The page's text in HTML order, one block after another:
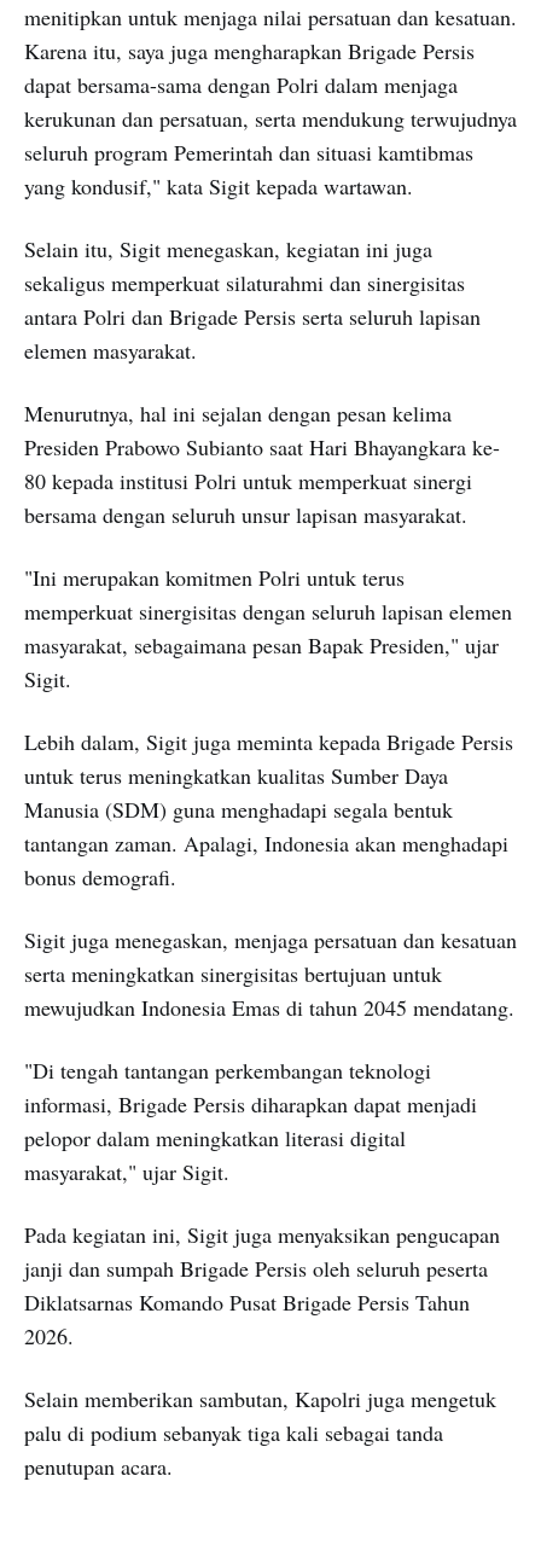
menitipkan untuk menjaga nilai persatuan dan kesatuan.
Karena itu, saya juga mengharapkan Brigade Persis
dapat bersama-sama dengan Polri dalam menjaga
kerukunan dan persatuan, serta mendukung terwujudnya
seluruh program Pemerintah dan situasi kamtibmas
yang kondusif," kata Sigit kepada wartawan.
Selain itu, Sigit menegaskan, kegiatan ini juga
sekaligus memperkuat silaturahmi dan sinergisitas
antara Polri dan Brigade Persis serta seluruh lapisan
elemen masyarakat.
Menurutnya, hal ini sejalan dengan pesan kelima
Presiden Prabowo Subianto saat Hari Bhayangkara ke-
80 kepada institusi Polri untuk memperkuat sinergi
bersama dengan seluruh unsur lapisan masyarakat.
"Ini merupakan komitmen Polri untuk terus
memperkuat sinergisitas dengan seluruh lapisan elemen
masyarakat, sebagaimana pesan Bapak Presiden," ujar
Sigit.
Lebih dalam, Sigit juga meminta kepada Brigade Persis
untuk terus meningkatkan kualitas Sumber Daya
Manusia (SDM) guna menghadapi segala bentuk
tantangan zaman. Apalagi, Indonesia akan menghadapi
bonus demografi.
Sigit juga menegaskan, menjaga persatuan dan kesatuan
serta meningkatkan sinergisitas bertujuan untuk
mewujudkan Indonesia Emas di tahun 2045 mendatang.
"Di tengah tantangan perkembangan teknologi
informasi, Brigade Persis diharapkan dapat menjadi
pelopor dalam meningkatkan literasi digital
masyarakat," ujar Sigit.
Pada kegiatan ini, Sigit juga menyaksikan pengucapan
janji dan sumpah Brigade Persis oleh seluruh peserta
Diklatsarnas Komando Pusat Brigade Persis Tahun
2026.
Selain memberikan sambutan, Kapolri juga mengetuk
palu di podium sebanyak tiga kali sebagai tanda
penutupan acara.